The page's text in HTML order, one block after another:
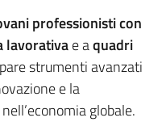
professionisti con
lavorativae aquadri
strumenti avanzati
e la
globale.